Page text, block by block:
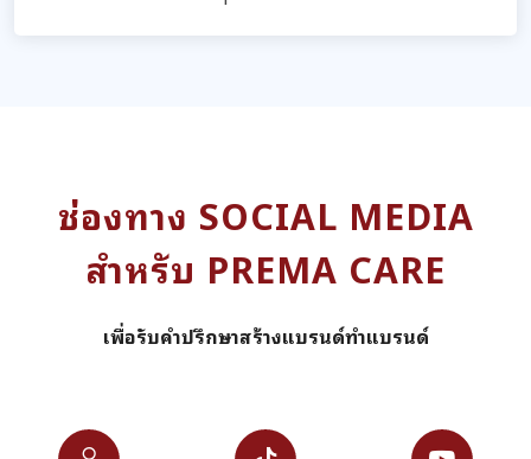
ช่องทาง SOCIAL MEDIA
สำหรับ PREMA CARE
เพื่อรับคำปรึกษาสร้างแบรนด์ทำแบรนด์